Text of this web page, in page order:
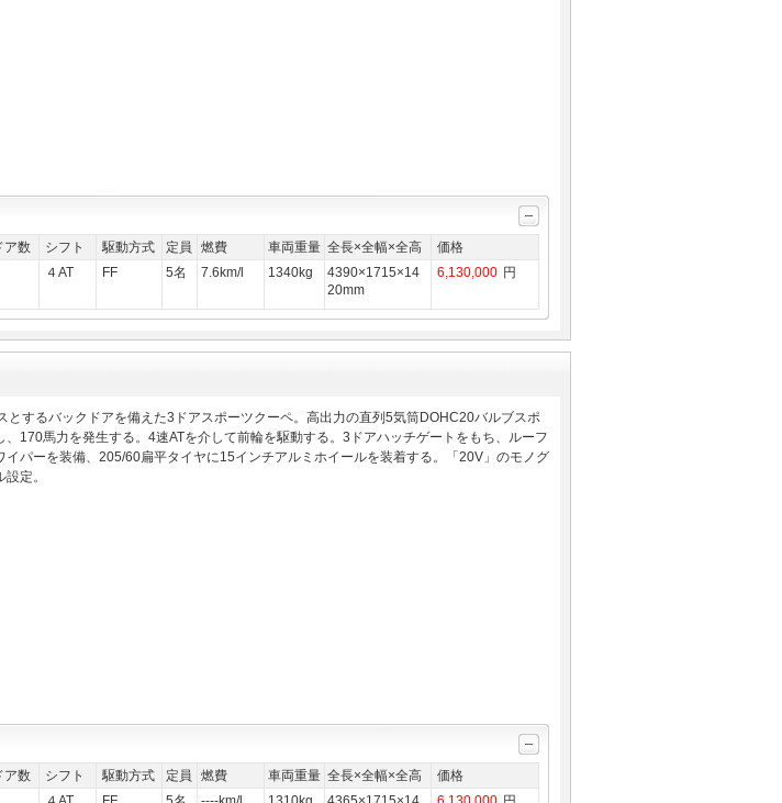
ア数 シフト 駆動方式 定員 燃費 車両重量 全長×全幅×全高
価格
４AT FF 5名 7.6km/l 1340kg
4390×1715×14
20mm
6,130,000 円
とするバックドアを備えた3ドアスポーツクーペ。高出力の直列5気筒DOHC20バルブスポ
、170馬力を発生する。4速ATを介して前輪を駆動する。3ドアハッチゲートをもち、ルーフ
パーを装備、205/60扁平タイヤに15インチアルミホイールを装着する。「20V」のモノグ
定。
ア数 シフト 駆動方式 定員 燃費 車両重量 全長×全幅×全高
価格